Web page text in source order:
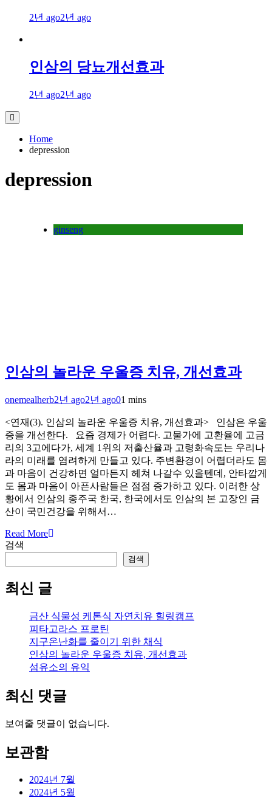
2년 ago2년 ago
인삼의 당뇨개선효과
2년 ago2년 ago
Home
depression
depression
ginseng
인삼의 놀라운 우울증 치유, 개선효과
onemealherb2년 ago2년 ago01 mins
<연재(3). 인삼의 놀라운 우울증 치유, 개선효과> 인삼은 우울
증을 개선한다. 요즘 경제가 어렵다. 고물가에 고환율에 고금
리의 3고에다가, 세계 1위의 저출산율과 고령화속도는 우리나
라의 미래를 염려하게 만들고 있다. 주변환경이 어렵더라도 몸
과 마음이 건강하면 얼마든지 헤쳐 나갈수 있을텐데, 안타깝게
도 몸과 마음이 아픈사람들은 점점 증가하고 있다. 이러한 상
황에서 인삼의 종주국 한국, 한국에서도 인삼의 본 고장인 금
산이 국민건강을 위해서…
Read More
검색
검색
최신 글
금산 식물성 케톤식 자연치유 힐링캠프
피타고라스 프로틴
지구온난화를 줄이기 위한 채식
인삼의 놀라운 우울증 치유, 개선효과
섬유소의 유익
최신 댓글
보여줄 댓글이 없습니다.
보관함
2024년 7월
2024년 5월